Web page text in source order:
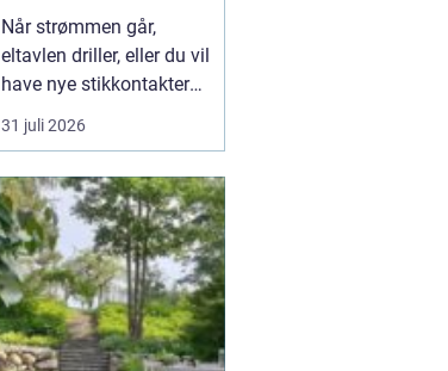
elektriker til
opgaven
Når strømmen går,
eltavlen driller, eller du vil
have nye stikkontakter
og belysning, er en
dygtig elektriker
sikkerhed og komfort. I
og omkring Slagelse
findes der mange el-
firmaer, og valget kan
virke uoverskueligt.
Hvordan sikre...
31 juli 2026